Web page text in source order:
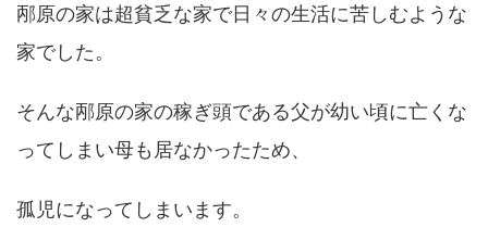
邴原の家は超貧乏な家で日々の生活に苦しむような
家でした。
そんな邴原の家の稼ぎ頭である父が幼い頃に亡くな
ってしまい母も居なかったため、
孤児になってしまいます。